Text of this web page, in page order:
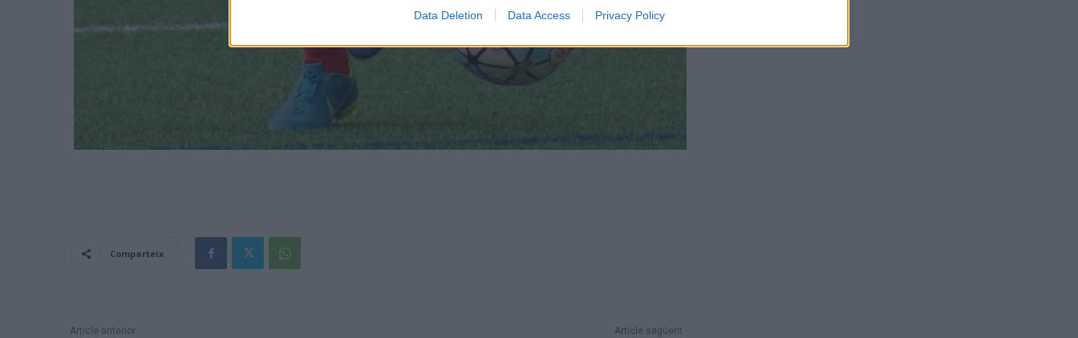
Data Deletion Data Access Privacy Policy
Comparteix
Article anterior Article següent